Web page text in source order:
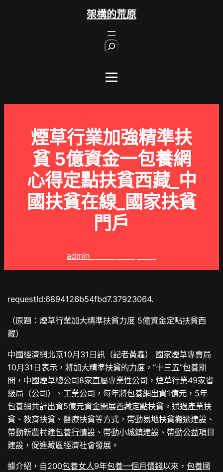
架構的荒原
煙草行業加強精準扶
貧 5億資金一包養網
心得定點扶貧西藏_中
國扶貧在線_國家扶貧
門戶
admin
requestId:6894126b54fbd7.37923064.
（原題：煙草行業加大精準扶貧力度 5億資金定點扶貧西
藏）
中國經濟網北京10月31日訊（記者黃鑫） 國家煙草專賣局
10月31日表示，將加大精準扶貧的力度，“十三五”包養期
間，中國煙草總公司8家直屬專業性公司，煙草行業49家省
級局（公司）、工業公司，每年將包養網出資1億元，5年
包養網共計出資5億元資金開展西藏定點扶貧。通過產業扶
貧、教育扶貧、醫療扶貧等方式，帶動易地扶貧搬遷建設、
帶動新農村建包養行情設、帶動小城鎮建設、帶動公益項目
建設，促進藏區經濟社會發展。
據介紹，自200包養女人9年包養一個月價錢以來，包養國